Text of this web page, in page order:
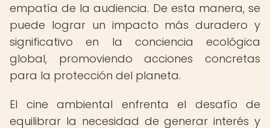
empatía de la audiencia. De esta manera, se
puede lograr un impacto más duradero y
significativo en la conciencia ecológica
global, promoviendo acciones concretas
para la protección del planeta.
El cine ambiental enfrenta el desafío de
equilibrar la necesidad de generar interés y